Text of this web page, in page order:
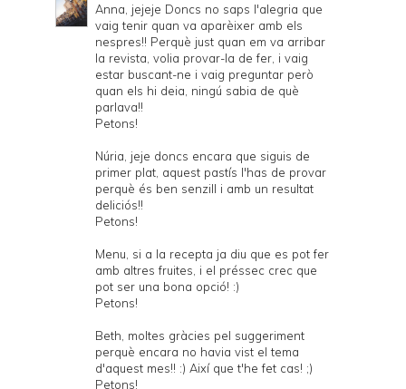
Anna, jejeje Doncs no saps l'alegria que
vaig tenir quan va aparèixer amb els
nespres!! Perquè just quan em va arribar
la revista, volia provar-la de fer, i vaig
estar buscant-ne i vaig preguntar però
quan els hi deia, ningú sabia de què
parlava!!
Petons!
Núria, jeje doncs encara que siguis de
primer plat, aquest pastís l'has de provar
perquè és ben senzill i amb un resultat
deliciós!!
Petons!
Menu, si a la recepta ja diu que es pot fer
amb altres fruites, i el préssec crec que
pot ser una bona opció! :)
Petons!
Beth, moltes gràcies pel suggeriment
perquè encara no havia vist el tema
d'aquest mes!! :) Així que t'he fet cas! ;)
Petons!